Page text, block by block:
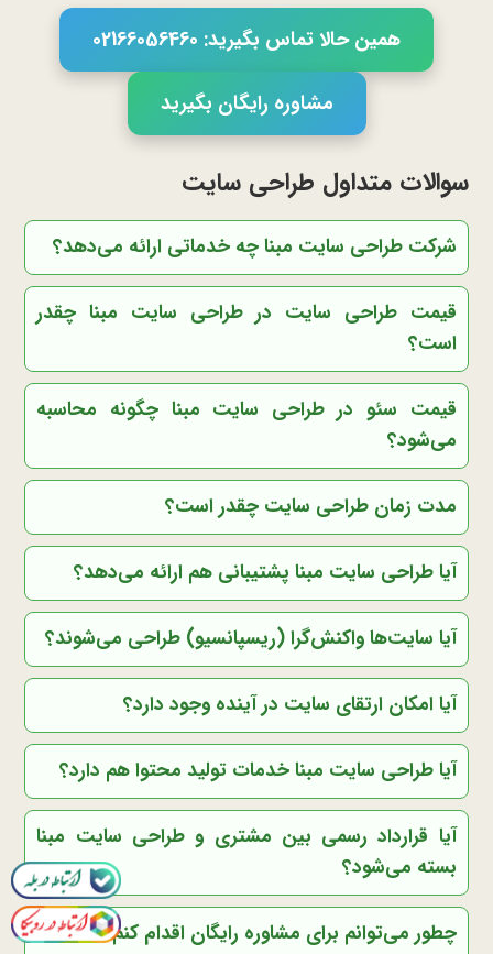
همین حالا تماس بگیرید: 02166056460
مشاوره رایگان بگیرید
سوالات متداول طراحی سایت
شرکت طراحی سایت مبنا چه خدماتی ارائه می‌دهد؟
قیمت طراحی سایت در طراحی سایت مبنا چقدر
است؟
قیمت سئو در طراحی سایت مبنا چگونه محاسبه
می‌شود؟
مدت زمان طراحی سایت چقدر است؟
آیا طراحی سایت مبنا پشتیبانی هم ارائه می‌دهد؟
آیا سایت‌ها واکنش‌گرا (ریسپانسیو) طراحی می‌شوند؟
آیا امکان ارتقای سایت در آینده وجود دارد؟
آیا طراحی سایت مبنا خدمات تولید محتوا هم دارد؟
آیا قرارداد رسمی بین مشتری و طراحی سایت مبنا
بسته می‌شود؟
چطور می‌توانم برای مشاوره رایگان اقدام کنم؟